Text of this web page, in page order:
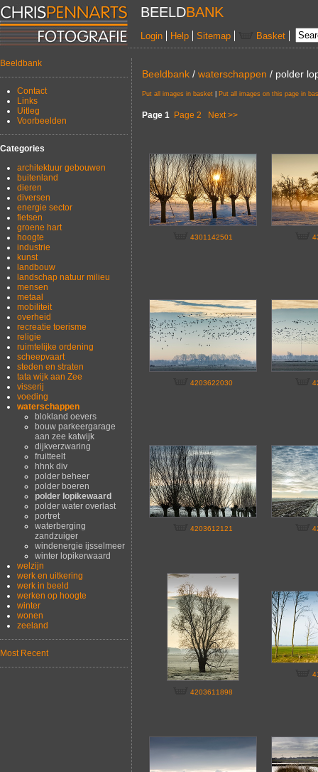
BEELDBANK
Login Help Sitemap Basket
Beeldbank
Contact
Links
Uitleg
Voorbeelden
Categories
architektuur gebouwen
buitenland
dieren
diversen
energie sector
fietsen
groene hart
hoogte
industrie
kunst
landbouw
landschap natuur milieu
mensen
metaal
mobiliteit
overheid
recreatie toerisme
religie
ruimtelijke ordening
scheepvaart
steden en straten
tata wijk aan Zee
visserij
voeding
waterschappen
blokland oevers
bouw parkeergarage
aan zee katwijk
dijkverzwaring
fruitteelt
hhnk div
polder beheer
polder boeren
polder lopikewaard
polder water overlast
portret
waterberging
zandzuiger
windenergie ijsselmeer
winter lopikerwaard
welzijn
werk en uitkering
werk in beeld
werken op hoogte
winter
wonen
zeeland
Most Recent
Beeldbank / waterschappen / polder
Put all images in basket Put all images on this page in
Page 1 Page 2 Next >>
4301142501
4203622030
4203612121
4203611898